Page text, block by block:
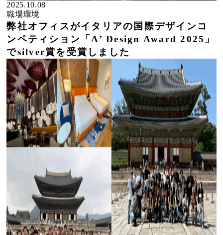
2025.10.08
職場環境
弊社オフィスがイタリアの国際デザインコ
ンペティション「A’ Design Award 2025」
でsilver賞を受賞しました